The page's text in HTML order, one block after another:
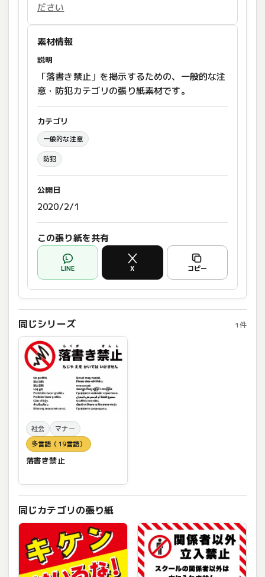
ださい
素材情報
説明
「落書き禁止」を掲示するための、一般的な注
意・防犯カテゴリの張り紙素材です。
カテゴリ
一般的な注意
防犯
公開日
2020/2/1
この張り紙を共有
LINE X コピー
同じシリーズ 1件
社会
マナー
多言語（19言語）
落書き禁止
同じカテゴリの張り紙